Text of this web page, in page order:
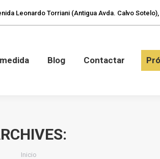
Leonardo Torriani (Antigua Avda. Calvo Sotelo),
Blog Contactar
Estás aquí:
Inicio